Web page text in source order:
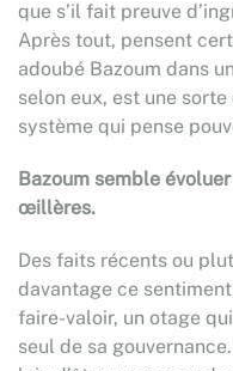
que s’il fait preuve
Après tout, pensent
adoubé Bazoum dans
selon eux, est une
système qui pense
Bazoum semble
œillères.
Des faits récents ou
davantage ce sentiment
faire-valoir, un otage
seul de sa